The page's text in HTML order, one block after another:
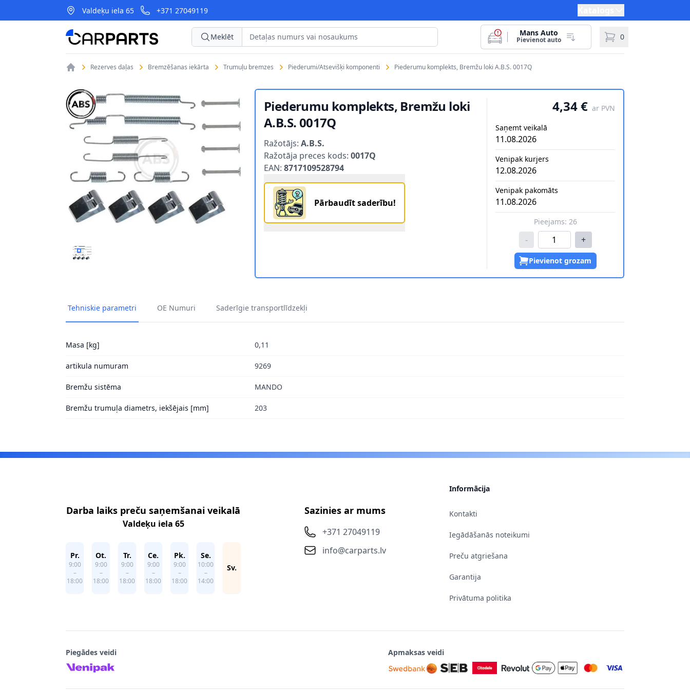
Valdeķu iela 65 +371 27049119
CarParts Meklēt Mans Auto
Pievienot auto 0
Rezerves daļas Bremzēšanas iekārta Trumuļu bremzes Piederumi/Atsevišķi komponenti Piederumu komplekts, Bremžu loki A.B.S. 0017Q
PIEDERUMU KOMPLEKTS, BREMŽU LOKI A.B.S. 0017Q 1
Piederumu komplekts, Bremžu loki
A.B.S. 0017Q
Ražotājs: A.B.S.
Ražotāja preces kods: 0017Q
EAN: 8717109528794
Pārbaudīt saderību!
4,34 € ar PVN
Saņemt veikalā
11.08.2026
Venipak kurjers
12.08.2026
Venipak pakomāts
11.08.2026
Pieejams: 26
- +
Pievienot grozam
Tehniskie parametri OE Numuri Saderīgie transportlīdzekļi
Masa [kg] 0,11
artikula numuram 9269
Bremžu sistēma MANDO
Bremžu trumuļa diametrs, iekšējais [mm] 203
Darba laiks preču saņemšanai veikalā
Valdeķu iela 65
Pr.
9:00
–
18:00
Ot.
9:00
–
18:00
Tr.
9:00
–
18:00
Ce.
9:00
–
18:00
Pk.
9:00
–
18:00
Se.
10:00
–
14:00
Sv.
Sazinies ar mums
+371 27049119
info@carparts.lv
Informācija
Kontakti
Iegādāšanās noteikumi
Preču atgriešana
Garantija
Privātuma politika
Piegādes veidi Apmaksas veidi